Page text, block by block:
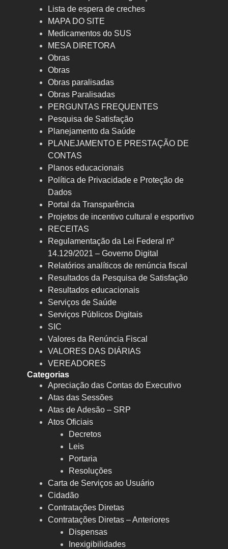
Lista de espera de creches
MAPA DO SITE
Medicamentos do SUS
MESA DIRETORA
Obras
Obras
Obras paralisadas
Obras Paralisadas
PERGUNTAS FREQUENTES
Pesquisa de Satisfação
Planejamento da Saúde
PLANEJAMENTO E PRESTAÇÃO DE
CONTAS
Planos educacionais
Política de Privacidade e Proteção de
Dados
Portal da Transparência
Projetos de incentivo cultural e esportivo
RECEITAS
Regulamentação da Lei Federal nº
14.129/2021 – Governo Digital
Relatórios analíticos de renúncia fiscal
Resultados da Pesquisa de Satisfação
Resultados educacionais
Serviços de Saúde
Serviços Públicos Digitais
SIC
Valores da Renúncia Fiscal
VALORES DAS DIÁRIAS
VEREADORES
Categorias
Apreciação das Contas do Executivo
Atas das Sessões
Atas de Adesão – SRP
Atos Oficiais
Decretos
Leis
Portaria
Resoluções
Carta de Serviços ao Usuário
Cidadão
Contratações Diretas
Contratações Diretas – Anteriores
Dispensas
Inexigibilidades